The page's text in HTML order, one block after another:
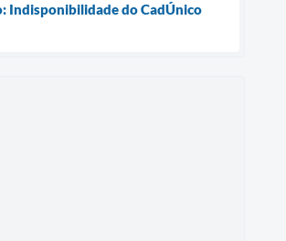
Indisponibilidade do CadÚnico